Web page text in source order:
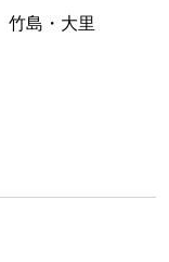
竹島・大里